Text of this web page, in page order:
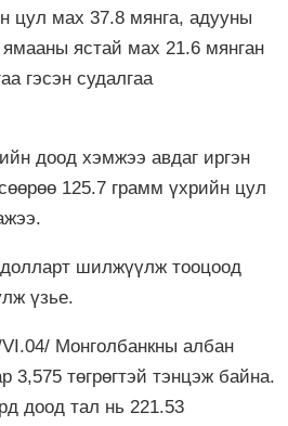
цул мах 37.8 мянга, адууны
ястай мах 21.6 мянган
гэсэн судалгаа
доод хэмжээ авдаг иргэн
125.7 грамм үхрийн цул
шилжүүлж тооцоод
үзье.
Монголбанкны албан
3,575 төгрөгтэй тэнцэж байна.
доод тал нь 221.53